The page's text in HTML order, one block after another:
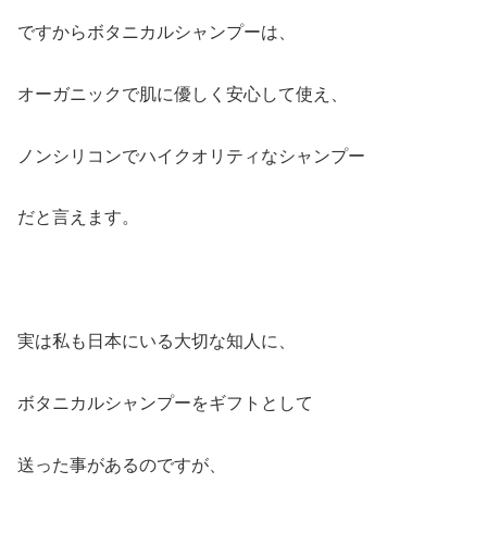
ですからボタニカルシャンプーは、
オーガニックで肌に優しく安心して使え、
ノンシリコンでハイクオリティなシャンプー
だと言えます。
実は私も日本にいる大切な知人に、
ボタニカルシャンプーをギフトとして
送った事があるのですが、